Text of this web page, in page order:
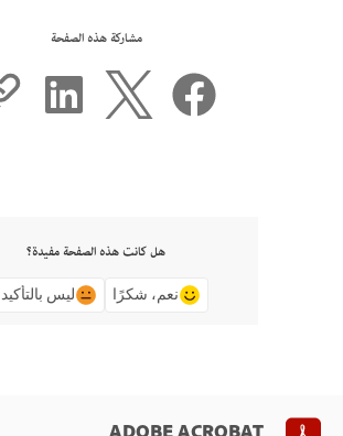
مشاركة هذه الصفحة
هل كانت هذه الصفحة مفيدة؟
نعم، شكرًا ليس بالتأكيد